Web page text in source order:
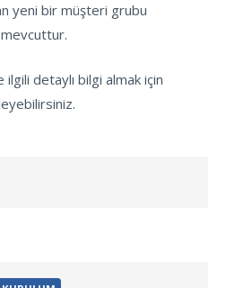
yeni bir müşteri grubu
detaylı bilgi almak için